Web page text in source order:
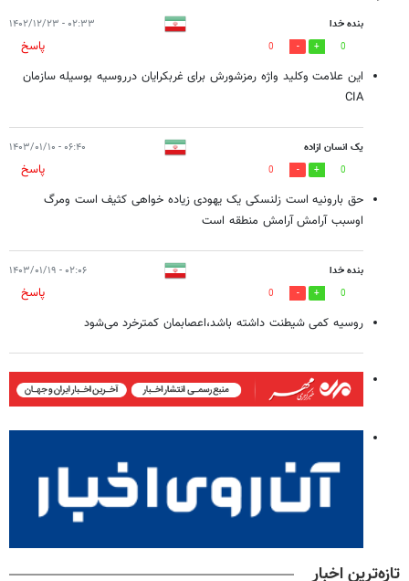
بنده خدا ۰۲:۳۳ - ۱۴۰۲/۱۲/۲۳
0
0
پاسخ
این علامت وکلید واژه رمزشورش برای غربکرایان درروسیه بوسیله سازمان
CIA
یک انسان ازاده ۰۶:۴۰ - ۱۴۰۳/۰۱/۱۰
0
0
پاسخ
حق بارونیه است زلنسکی یک یهودی زیاده خواهی کثیف است ومرگ
اوسبب آرامش آرامش منطقه است
بنده خدا ۰۲:۰۶ - ۱۴۰۳/۰۱/۱۹
0
0
پاسخ
روسیه کمی شیطنت داشته باشد،اعصابمان کمترخرد می‌‌شود
تازه‌ترین اخبار